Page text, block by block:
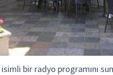
bir radyo programını